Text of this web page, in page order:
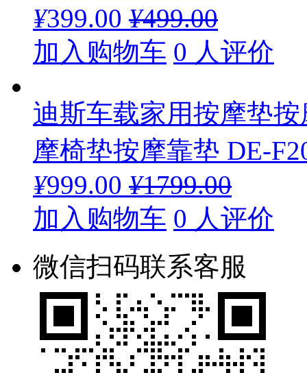
¥399.00 ¥499.00
加入购物车 0 人评价
迪斯车载家用按摩垫
摩椅垫按摩靠垫 DE-
¥999.00 ¥1799.00
加入购物车 0 人评价
微信扫码联系客服